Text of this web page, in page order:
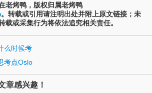
老烤鸭，版权归属老烤鸭
。转载或引用请注明出处并附上原文链接；未
载或采集行为将依法追究相关责任。
么时候考
考点Oslo
章感兴趣！